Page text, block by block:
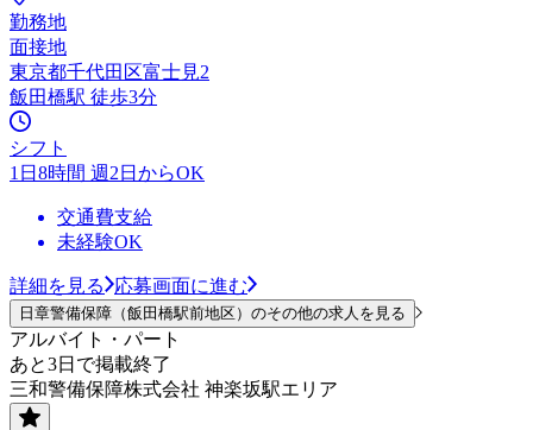
勤務地
面接地
東京都千代田区富士見2
飯田橋駅 徒歩3分
シフト
1日8時間 週2日からOK
交通費支給
未経験OK
詳細を見る 応募画面に進む
日章警備保障（飯田橋駅前地区）のその他の求人を見る
アルバイト・パート
あと3日で掲載終了
三和警備保障株式会社 神楽坂駅エリア